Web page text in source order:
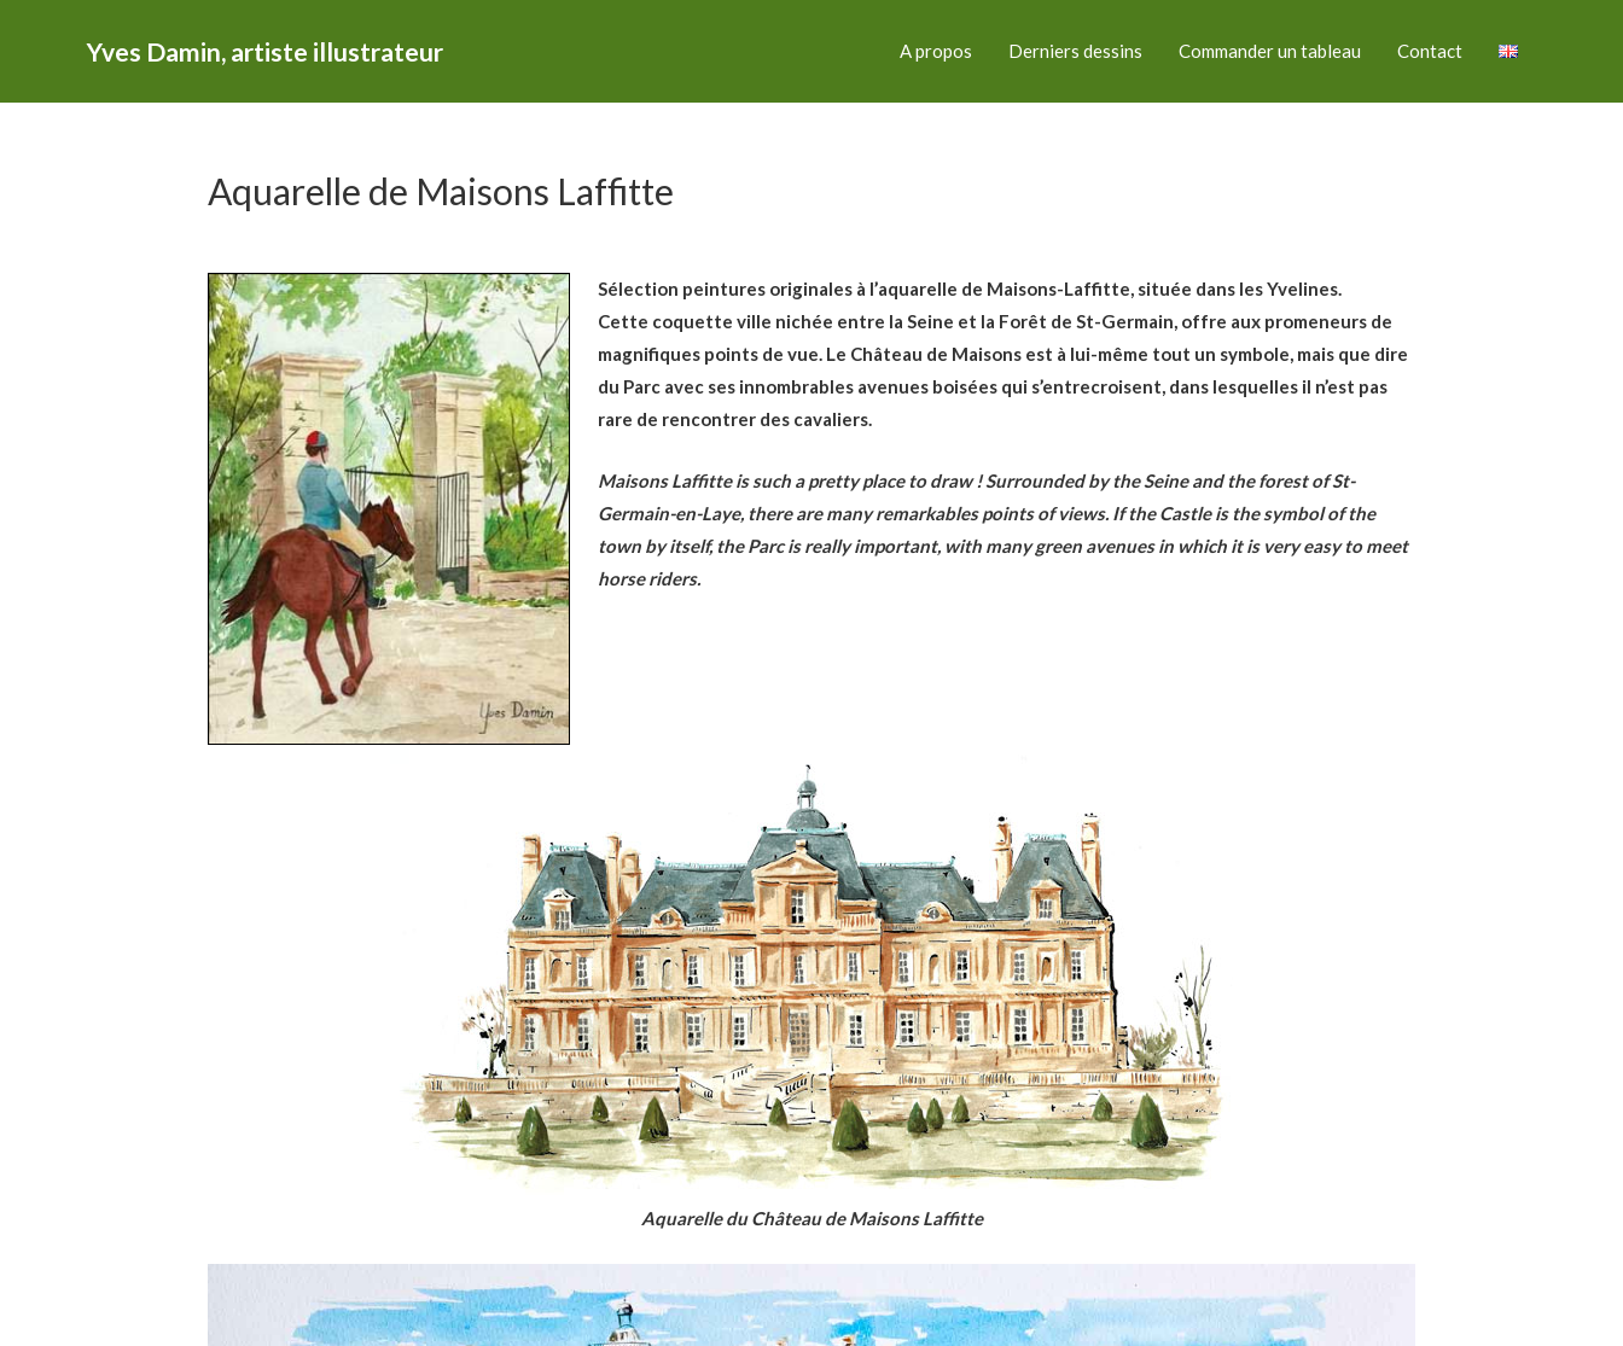
Yves Damin, artiste illustrateur A propos Derniers dessins Commander un tableau Contact
Aquarelle de Maisons Laffitte
Sélection peintures originales à l’aquarelle de Maisons-Laffitte, située dans les Yvelines.
Cette coquette ville nichée entre la Seine et la Forêt de St-Germain, offre aux promeneurs de
magnifiques points de vue. Le Château de Maisons est à lui-même tout un symbole, mais que dire
du Parc avec ses innombrables avenues boisées qui s’entrecroisent, dans lesquelles il n’est pas
rare de rencontrer des cavaliers.
Maisons Laffitte is such a pretty place to draw ! Surrounded by the Seine and the forest of St-
Germain-en-Laye, there are many remarkables points of views. If the Castle is the symbol of the
town by itself, the Parc is really important, with many green avenues in which it is very easy to meet
horse riders.
Aquarelle du Château de Maisons Laffitte